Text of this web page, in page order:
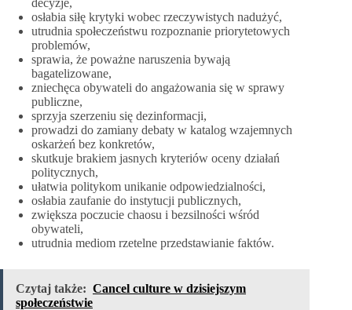
osłabia siłę krytyki wobec rzeczywistych nadużyć,
utrudnia społeczeństwu rozpoznanie priorytetowych
problemów,
sprawia, że poważne naruszenia bywają
bagatelizowane,
zniechęca obywateli do angażowania się w sprawy
publiczne,
sprzyja szerzeniu się dezinformacji,
prowadzi do zamiany debaty w katalog wzajemnych
oskarżeń bez konkretów,
skutkuje brakiem jasnych kryteriów oceny działań
politycznych,
ułatwia politykom unikanie odpowiedzialności,
osłabia zaufanie do instytucji publicznych,
zwiększa poczucie chaosu i bezsilności wśród
obywateli,
utrudnia mediom rzetelne przedstawianie faktów.
Czytaj także: Cancel culture w dzisiejszym
społeczeństwie